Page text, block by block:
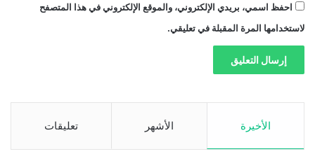
احفظ اسمي، بريدي الإلكتروني، والموقع الإلكتروني في هذا المتصفح
لاستخدامها المرة المقبلة في تعليقي.
الأخيرة الأشهر تعليقات